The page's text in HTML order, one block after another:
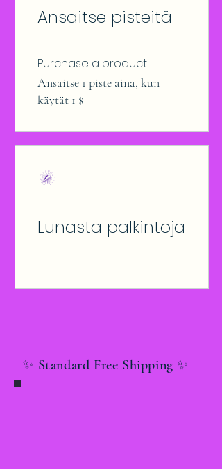
Ansaitse pisteitä
Purchase a product
Ansaitse 1 piste aina, kun
käytät 1 $
Lunasta palkintoja
✨ Standard Free Shipping ✨